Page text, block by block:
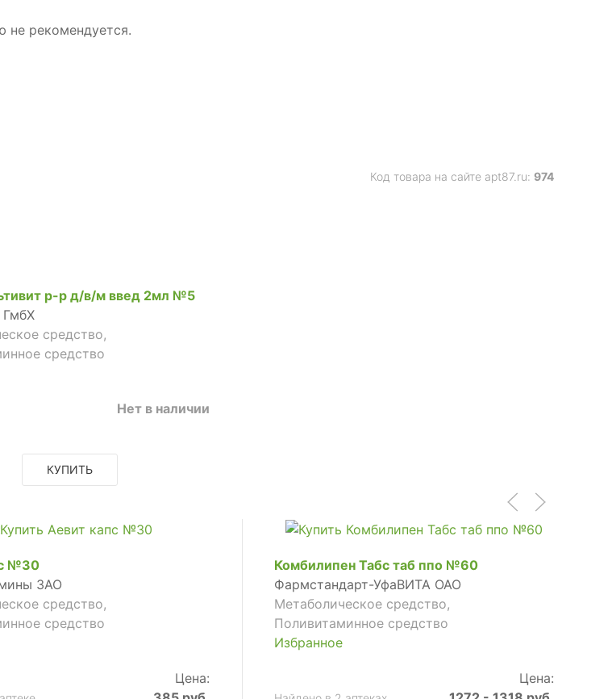
не рекомендуется.
Код товара на сайте apt87.ru: 974
р-р д/в/м введ 2мл №5
средство,
средство
Нет в наличии
КУПИТЬ
№30
ЗАО
средство,
средство
Цена:
Комбилипен Табс таб ппо №60
Фармстандарт-УфаВИТА ОАО
Метаболическое средство,
Поливитаминное средство
Избранное
Цена: